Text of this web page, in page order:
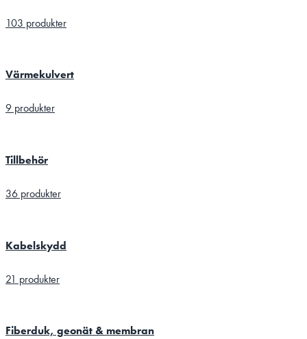
103 produkter
Värmekulvert
9 produkter
Tillbehör
36 produkter
Kabelskydd
21 produkter
Fiberduk, geonät & membran